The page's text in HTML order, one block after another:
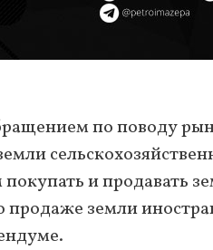
по поводу
и продавать
продаже земли